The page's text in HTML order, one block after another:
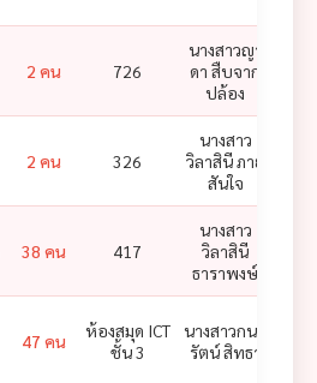
2 คน 726
นางสาวญา
ดา สืบจาก
ปล้อง
2 คน 326
นางสาว
วิลาสินี ภาย
สันใจ
38 คน 417
นางสาว
วิลาสินี
ธาราพงษ์
47 คน
ห้องสมุด ICT
ชั้น 3
นางสาวกนก
รัตน์ สิทธา